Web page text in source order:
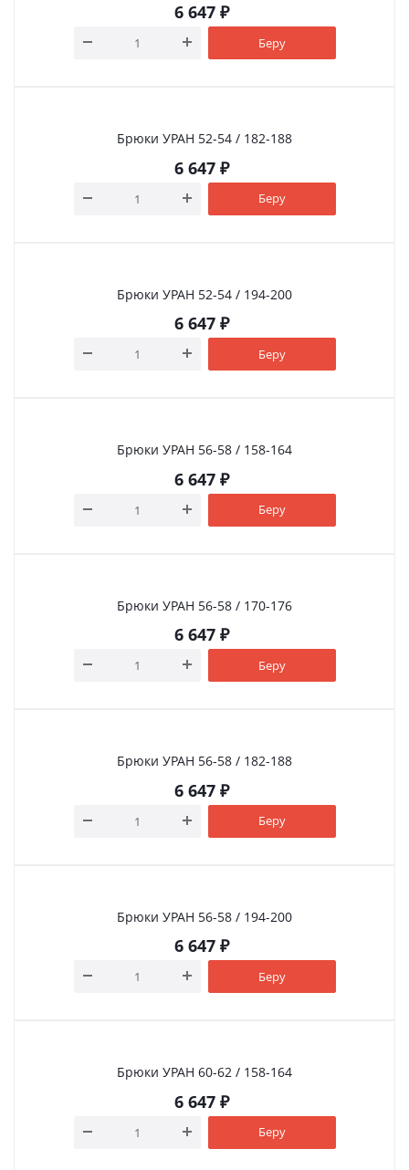
6 647₽
Беру
Брюки УРАН 52-54 / 182-188
6 647₽
Беру
Брюки УРАН 52-54 / 194-200
6 647₽
Беру
Брюки УРАН 56-58 / 158-164
6 647₽
Беру
Брюки УРАН 56-58 / 170-176
6 647₽
Беру
Брюки УРАН 56-58 / 182-188
6 647₽
Беру
Брюки УРАН 56-58 / 194-200
6 647₽
Беру
Брюки УРАН 60-62 / 158-164
6 647₽
Беру